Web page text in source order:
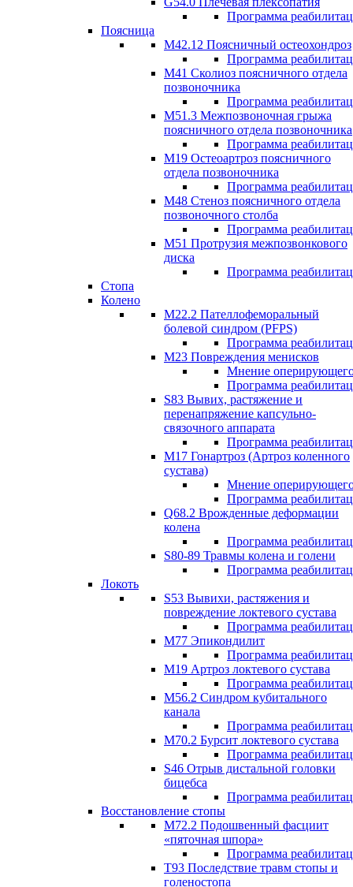
Программа
Поясница
М42.12 Поясничный остеохондроз
Программа
М41 Сколиоз поясничного отдела
позвоночника
Программа
M51.3 Межпозвоночная грыжа
поясничного отдела позвоночника
Программа
М19 Остеоартроз поясничного
отдела позвоночника
Программа
M48 Стеноз поясничного отдела
позвоночного столба
Программа
М51 Протрузия межпозвонкового
диска
Программа
Стопа
Колено
М22.2 Пателлофеморальный
болевой синдром (PFPS)
Программа
М23 Повреждения менисков
Мнение
Программа
S83 Вывих, растяжение и
перенапряжение капсульно-
связочного аппарата
Программа
М17 Гонартроз (Артроз коленного
сустава)
Мнение
Программа
Q68.2 Врожденные деформации
колена
Программа
S80-89 Травмы колена и голени
Программа
Локоть
S53 Вывихи, растяжения и
повреждение локтевого сустава
Программа
М77 Эпикондилит
Программа
M19 Артроз локтевого сустава
Программа
М56.2 Синдром кубитального
канала
Программа
M70.2 Бурсит локтевого сустава
Программа
S46 Отрыв дистальной головки
бицебса
Программа
Восстановление стопы
М72.2 Подошвенный фасциит
«пяточная шпора»
Программа
Т93 Последствие травм стопы и
голеностопа